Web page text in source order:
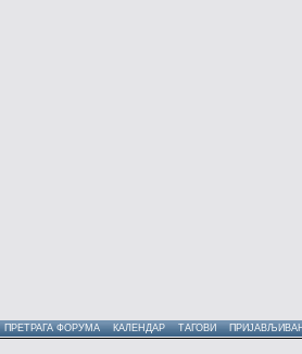
ПРЕТРАГА ФОРУМА КАЛЕНДАР ТАГОВИ